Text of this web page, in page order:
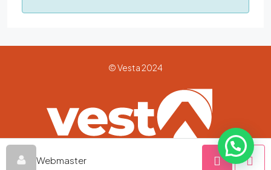
Webmaster
© Vesta 2024